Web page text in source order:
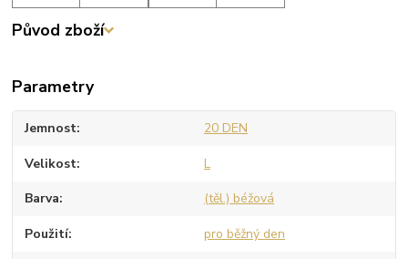
Původ zboží
Parametry
Jemnost 20 DEN
Velikost L
Barva (těl.) béžová
Použití pro běžný den